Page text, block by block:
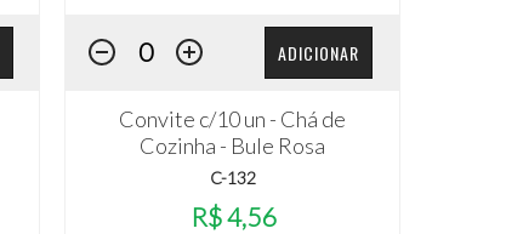
ADICIONAR
Convite c/10 un - Chá de
Cozinha - Bule Rosa
C-132
R$ 4,56